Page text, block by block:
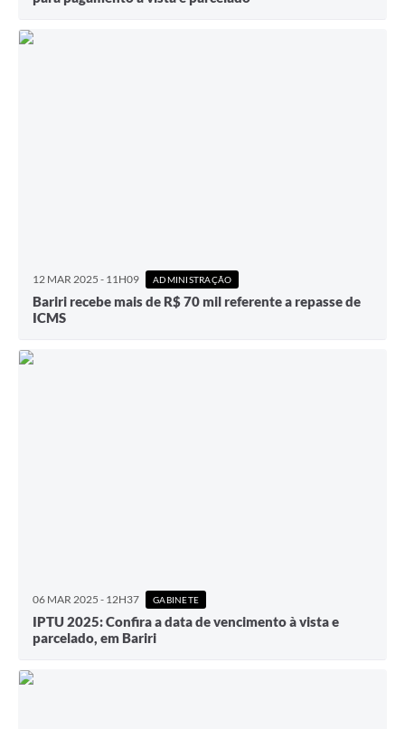
12 MAR 2025 - 11H09 ADMINISTRAÇÃO
Bariri recebe mais de R$ 70 mil referente a repasse de
ICMS
06 MAR 2025 - 12H37 GABINETE
IPTU 2025: Confira a data de vencimento à vista e
parcelado, em Bariri